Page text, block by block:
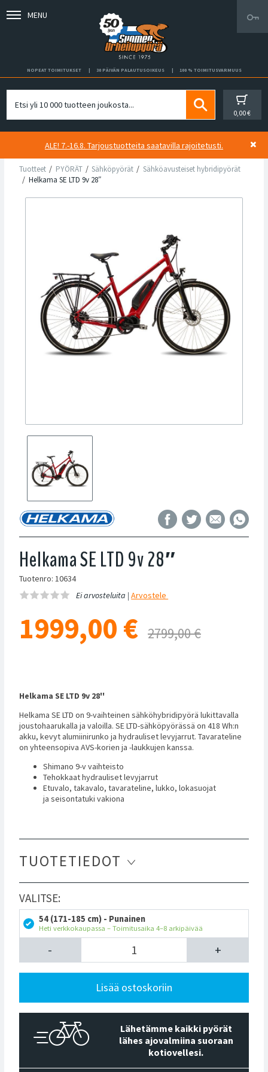
MENU
NOPEAT TOIMITUKSET 30 PÄIVÄN PALAUTUSOIKEUS 100 % TOIMITUSVARMUUS
0,00 €
ALE! 7.-16.8. Tarjoustuotteita saatavilla rajoitetusti.
Tuotteet PYÖRÄT Sähköpyörät
Sähköavusteiset hybridipyörät
Helkama SE LTD 9v 28″
Helkama SE LTD 9v 28″
Tuotenro: 10634
Ei arvosteluita |Arvostele
1999,00 € 2799,00 €
Helkama SE LTD 9v 28''
Helkama SE LTD on 9-vaihteinen sähköhybridipyörä lukittavalla
joustohaarukalla ja valoilla. SE LTD-sähköpyörässä on 418 Wh:n
akku, kevyt alumiinirunko ja hydrauliset levyjarrut. Tavarateline
on yhteensopiva AVS-korien ja -laukkujen kanssa.
Shimano 9-v vaihteisto
Tehokkaat hydrauliset levyjarrut
Etuvalo, takavalo, tavarateline, lukko, lokasuojat
ja seisontatuki vakiona
TUOTETIEDOT
VALITSE:
54 (171-185 cm) - Punainen
Heti verkkokaupassa – Toimitusaika 4–8 arkipäivää
- +
Lisää ostoskoriin
Lähetämme kaikki pyörät
lähes ajovalmiina suoraan
kotiovellesi.